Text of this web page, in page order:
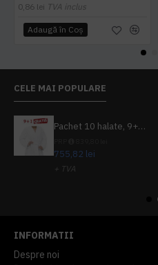
0,86 lei TVA inclus
Adaugă în Coş
CELE MAI POPULARE
Pachet 10 halate, 9+1 gratuit
755,82 lei
+ TVA
INFORMATII
Despre noi